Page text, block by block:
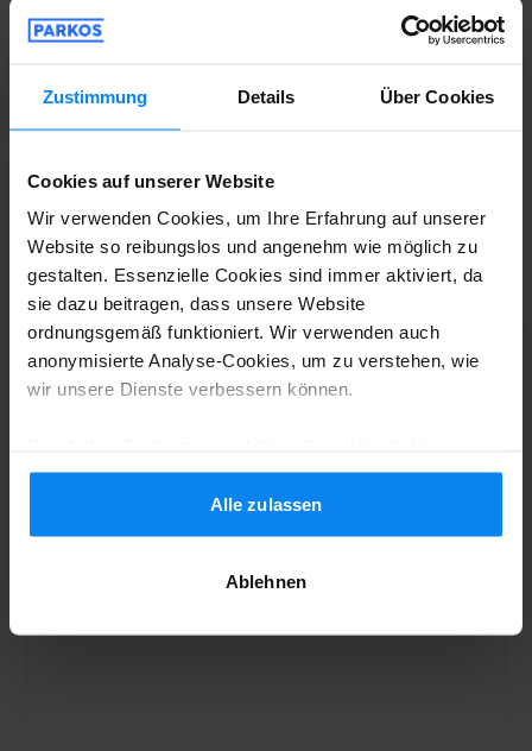
Zustimmung Details Über Cookies
Cookies auf unserer Website
Wir verwenden Cookies, um Ihre Erfahrung auf unserer
Website so reibungslos und angenehm wie möglich zu
gestalten. Essenzielle Cookies sind immer aktiviert, da
sie dazu beitragen, dass unsere Website
ordnungsgemäß funktioniert. Wir verwenden auch
anonymisierte Analyse-Cookies, um zu verstehen, wie
wir unsere Dienste verbessern können.
Verwendung von Cookies gemäß den Regeln in Ihrem
Land einverstanden, können Ihre Einstellungen jedoch
jederzeit anpassen. Alle Einzelheiten finden Sie in
Alle zulassen
Ablehnen
Shuttle-Service (nicht überdacht) 21. Juli 2026
Anonym
Geparkt von 10.07.26 bis 17.07.26
War sehr okay, der Parkplatz war an ein
Hof geknüpft und der Transport war sehr
gut.
War sehr okay, der Parkplatz war an ein Hof
Shuttle-Service (nicht überdacht)
Geparkt von 08.07.26 bis 14.07.26
Alles top und problemlos